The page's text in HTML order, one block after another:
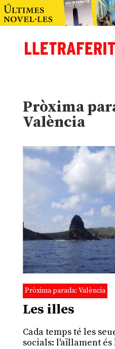
Pròxima
València
Pròxima parada: València
Les illes
Cada temps té les
socials: l'aïllament és